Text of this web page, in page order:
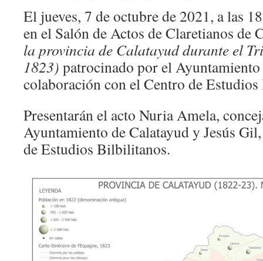
El jueves, 7 de octubre de 2021, a las
en el Salón de Actos de Claretianos de
la provincia de Calatayud durante el
1823) patrocinado por el Ayuntamiento
colaboración con el Centro de
Presentarán el acto Nuria Amela,
Ayuntamiento de Calatayud y Jesús
de Estudios Bilbilitanos.